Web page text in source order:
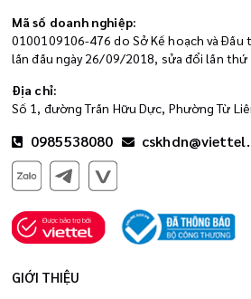
Mã số doanh nghiệp:
0100109106-476 do Sở Kế hoạch và Đầu
lần đầu ngày 26/09/2018, sửa đổi lần thứ
Địa chỉ:
Số 1, đường Trần Hữu Dực, Phường Từ
0985538080
GIỚI THIỆU